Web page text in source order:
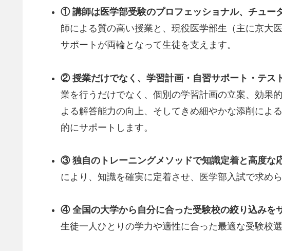
① 講師は医学部受験のプロフェッショナル、チュー
師による質の高い授業と、現役医学部生（主に京大
サポートが両輪となって生徒を支えます。
② 授業だけでなく、学習計画・自習サポート・テス
業を行うだけでなく、個別の学習計画の立案、効果
よる解答能力の向上、そしてきめ細やかな添削によ
的にサポートします。
③ 独自のトレーニングメソッドで知識定着と高度な
により、知識を確実に定着させ、医学部入試で求め
④ 全国の大学から自分に合った受験校の絞り込みを
生徒一人ひとりの学力や適性に合った最適な受験校